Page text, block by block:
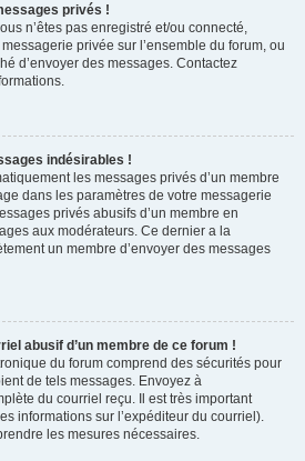
privés !
n’êtes pas enregistré et/ou connecté,
privée sur l’ensemble du forum, ou
d’envoyer des messages. Contactez
indésirables !
les messages privés d’un membre
dans les paramètres de votre messagerie
privés abusifs d’un membre en
aux modérateurs. Ce dernier a la
un membre d’envoyer des messages
abusif d’un membre de ce forum !
du forum comprend des sécurités pour
de tels messages. Envoyez à
du courriel reçu. Il est très important
informations sur l’expéditeur du courriel).
les mesures nécessaires.